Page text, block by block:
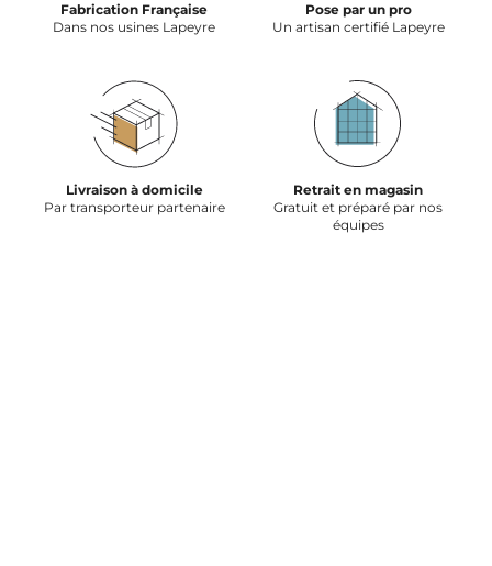
Fabrication Française
Dans nos usines Lapeyre
Pose par un pro
Un artisan certifié Lapeyre
Livraison à domicile
Par transporteur partenaire
Retrait en magasin
Gratuit et préparé par nos
équipes